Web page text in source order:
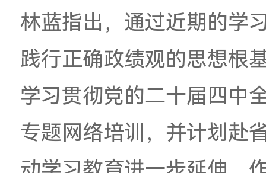
责摆进去、把工作摆
效。